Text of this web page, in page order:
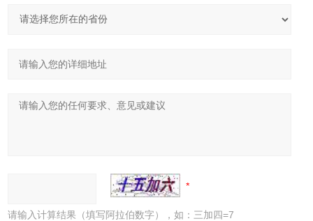
请输入计算结果（填写阿拉伯数字），如：三加四=7